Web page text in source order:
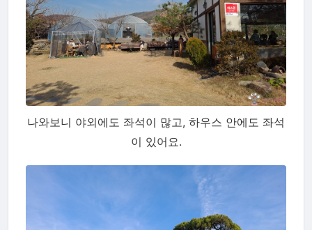
나와보니 야외에도 좌석이 많고, 하우스 안에도 좌석
이 있어요.